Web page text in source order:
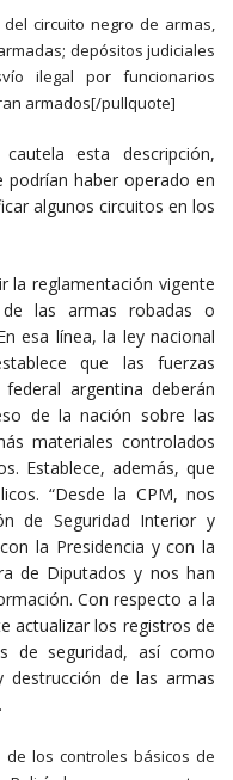
delcircuito negro de armas,
depósitos judiciales
ilegal por funcionarios
armados[/pullquote]
esta descripción,
haber operado en
algunos circuitos en los
la reglamentación vigente
las armas robadas o
esa línea, la ley nacional
que las fuerzas
argentina deberán
de la nación sobre las
materiales controlados
Establece, además, que
“Desde la CPM, nos
de Seguridad Interior y
la Presidencia y con la
de Diputados y nos han
Con respecto a la
actualizar los registros de
de seguridad, así como
de las armas
de los controles básicos de